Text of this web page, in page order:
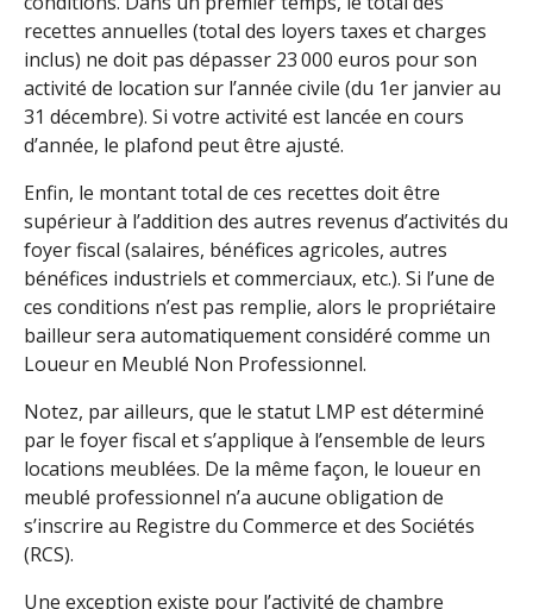
recettes annuelles (total des loyers taxes et charges
inclus) ne doit pas dépasser 23 000 euros pour son
activité de location sur l’année civile (du 1er janvier au
31 décembre). Si votre activité est lancée en cours
d’année, le plafond peut être ajusté.
Enfin, le montant total de ces recettes doit être
supérieur à l’addition des autres revenus d’activités du
foyer fiscal (salaires, bénéfices agricoles, autres
bénéfices industriels et commerciaux, etc.). Si l’une de
ces conditions n’est pas remplie, alors le propriétaire
bailleur sera automatiquement considéré comme un
Loueur en Meublé Non Professionnel.
Notez, par ailleurs, que le statut LMP est déterminé
par le foyer fiscal et s’applique à l’ensemble de leurs
locations meublées. De la même façon, le loueur en
meublé professionnel n’a aucune obligation de
s’inscrire au Registre du Commerce et des Sociétés
(RCS).
Une exception existe pour l’activité de chambre